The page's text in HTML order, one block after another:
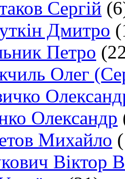
Сергій
Дмитро
Петро
Олег
Олександр
Михайло
Віктор